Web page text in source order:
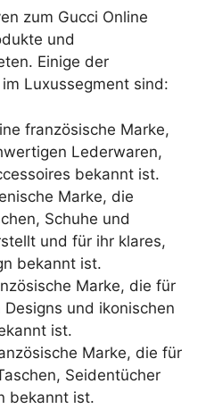
zum Gucci Online
und
Einige der
Luxussegment sind:
französische Marke,
Lederwaren,
bekannt ist.
Marke, die
Schuhe und
und für ihr klares,
bekannt ist.
Marke, die für
und ikonischen
ist.
Marke, die für
Seidentücher
bekannt ist.